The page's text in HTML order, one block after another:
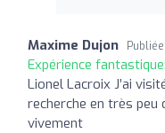
Maxime Dujon
Expérience fantastique:
Lionel Lacroix J’ai
recherche en très peu
vivement